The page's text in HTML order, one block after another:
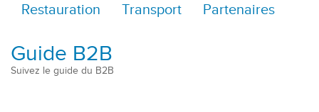
Restauration
Transport Partenaires
Guide B2B
Suivez le guide du B2B